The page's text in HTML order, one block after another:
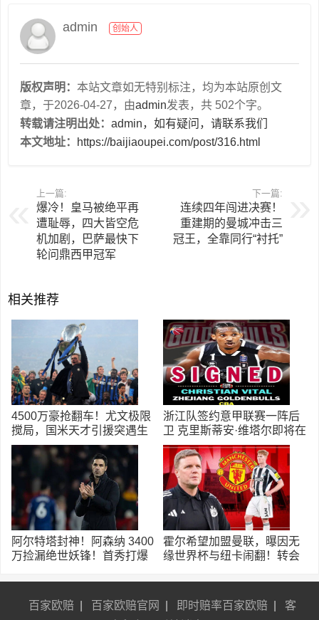
admin 创始人
版权声明： 本站文章如无特别标注，均为本站原创文
章，于2026-04-27，由admin发表，共 502个字。
转载请注明出处： admin，如有疑问，请联系我们
本文地址：
https://baijiaoupei.com/post/316.html
上一篇:
爆冷！皇马被绝平再
遭耻辱，四大皆空危
机加剧，巴萨最快下
轮问鼎西甲冠军
下一篇:
连续四年闯进决赛！
重建期的曼城冲击三
冠王，全靠同行“衬托”
相关推荐
4500万豪抢翻车！尤文极限
搅局，国米天才引援突遇生
死变数！
浙江队签约意甲联赛一阵后
卫 克里斯蒂安·维塔尔即将在
CBA登场
阿尔特塔封神！阿森纳 3400
万捡漏绝世妖锋！首秀打爆
霍尔希望加盟曼联，曝因无
缘世界杯与纽卡闹翻！转会
百家欧赔 百家欧赔官网 即时赔率百家欧赔
客